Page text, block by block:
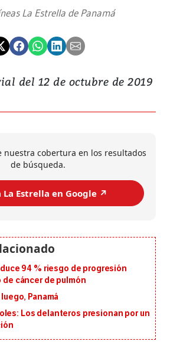
La Estrella de Panamá
del 12 de octubre de 2019
nuestra cobertura en los resultados
de búsqueda.
La Estrella en Google ↗️
94 % riesgo de progresión
cáncer de pulmón
Panamá
Los delanteros presionan por un